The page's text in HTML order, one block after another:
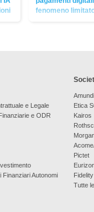
fenomeno
e Legale
e ODR
Autonomi
Amundi
Etica
Kairos
Pictet
Fidelity
Tutte